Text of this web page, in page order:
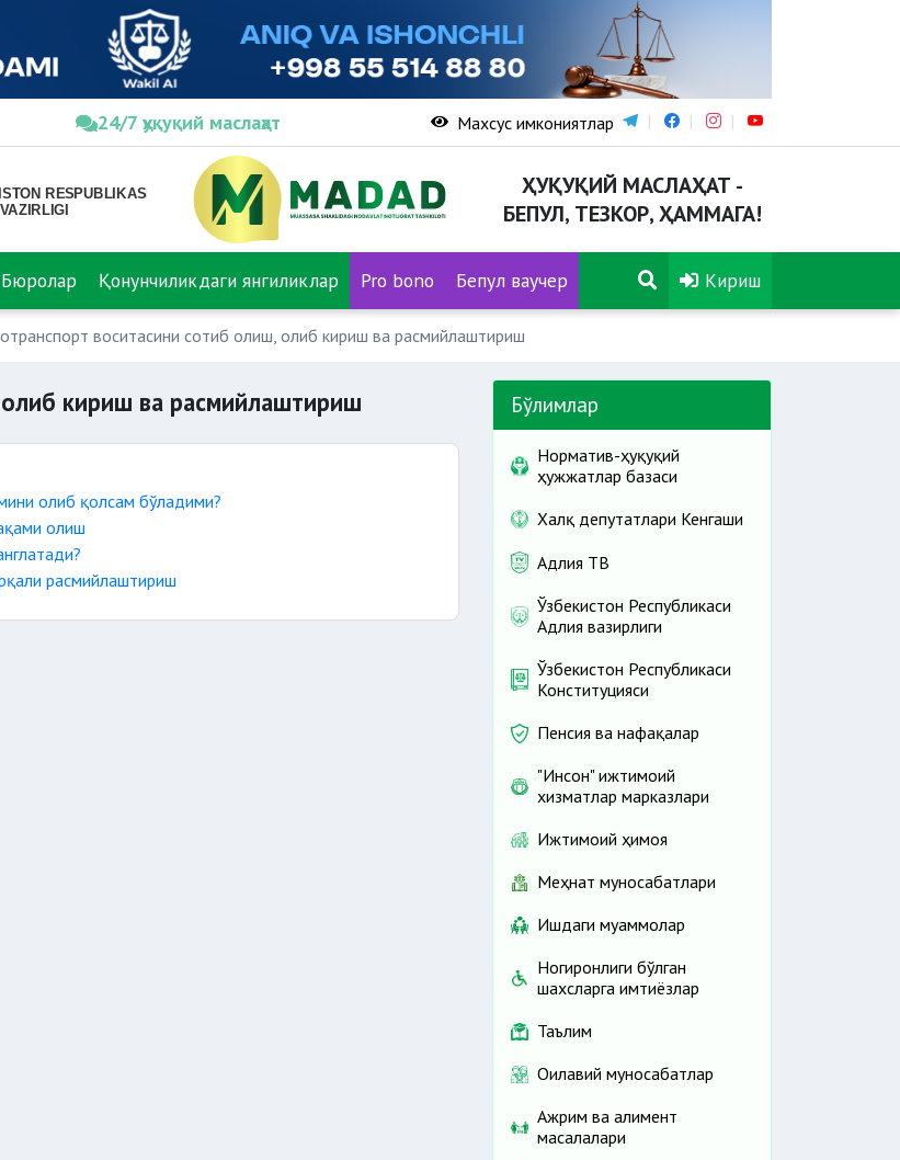
24/7 ҳуқуқий маслаҳат Махсус имкониятлар
ҲУҚУҚИЙ МАСЛАҲАТ -
БЕПУЛ, ТЕЗКОР, ҲАММАГА!
Бюролар Қонунчиликдаги янгиликлар Pro bono Бепул ваучер Кириш
воситасини сотиб олиш, олиб кириш ва расмийлаштириш
кириш ва расмийлаштириш
олиб қолсам бўладими?
олиш
расмийлаштириш
Бўлимлар
Норматив-ҳуқуқий
ҳужжатлар базаси
Халқ депутатлари Кенгаши
Адлия ТВ
Ўзбекистон Республикаси
Адлия вазирлиги
Ўзбекистон Республикаси
Конституцияси
Пенсия ва нафақалар
"Инсон" ижтимоий
хизматлар марказлари
Ижтимоий ҳимоя
Меҳнат муносабатлари
Ишдаги муаммолар
Ногиронлиги бўлган
шахсларга имтиёзлар
Таълим
Оилавий муносабатлар
Ажрим ва алимент
масалалари